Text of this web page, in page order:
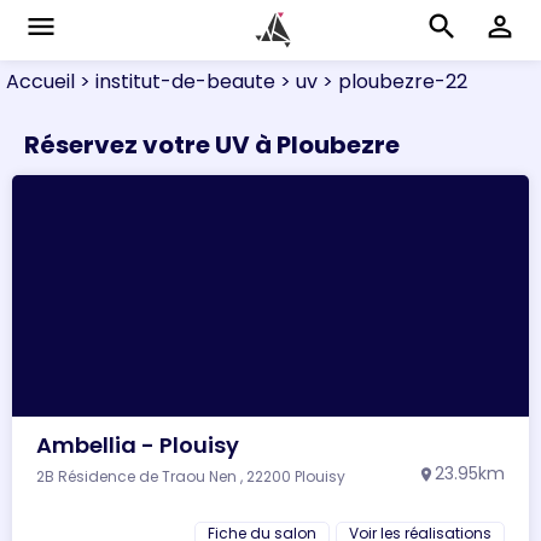
menu search perm_identity
Accueil > institut-de-beaute > uv > ploubezre-22
Réservez votre UV à Ploubezre
Ambellia - Plouisy
2B Résidence de Traou Nen , 22200 Plouisy location_on 23.95km
Fiche du salon Voir les réalisations